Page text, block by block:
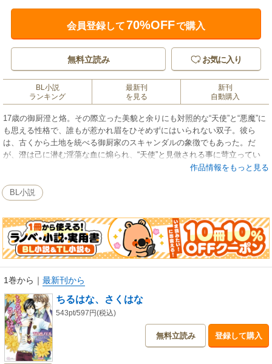
会員登録して70%OFFで購入
無料立読み お気に入り
BL小説
ランキング
最新刊
を見る
新刊
自動購入
17歳の御厨澄と烙。その際立った美貌と余りにも対照的な“天使”と“悪魔”に
も思える性格で、誰もが惹かれ眉をひそめずにはいられない双子。彼ら
は、古くから土地を統べる御厨家のスキャンダルの象徴でもあった。だ
が、澄は己に潜む淫蕩な血に煽られ、“天使”と見做される事に苛立ってい
た。そんな時、御厨のもう一つの醜聞、叔父の延実の10年ぶりの帰郷を知
延実の許へ！ 一方、烙は─。
作品情報をもっと見る
BL小説
1巻から ｜ 最新刊から
ちるはな、さくはな
543pt/597円(税込)
無料立読み 登録して購入